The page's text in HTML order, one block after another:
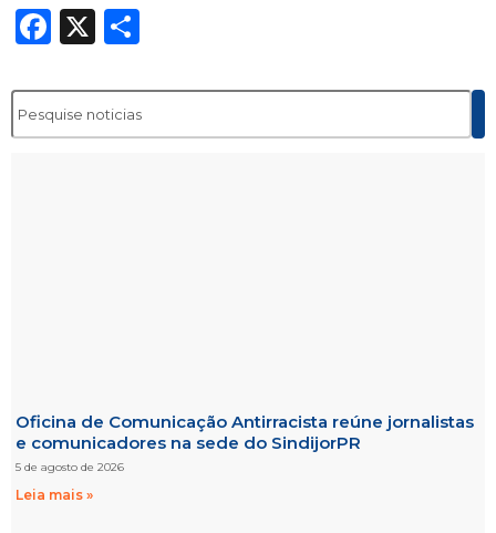
Facebook
X
Oficina de Comunicação Antirracista reúne jornalistas
e comunicadores na sede do SindijorPR
5 de agosto de 2026
Leia mais »